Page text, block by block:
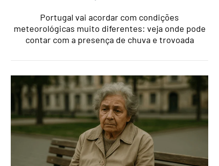
Portugal vai acordar com condições
meteorológicas muito diferentes: veja onde pode
contar com a presença de chuva e trovoada